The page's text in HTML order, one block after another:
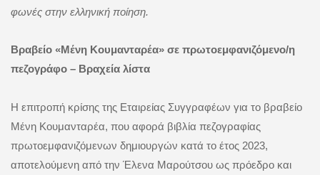
φωνές στην ελληνική ποίηση.
Βραβείο «Μένη Κουμανταρέα» σε πρωτοεμφανιζόμενο/η
πεζογράφο – Βραχεία λίστα
Η επιτροπή κρίσης της Εταιρείας Συγγραφέων για το βραβείο
Μένη Κουμανταρέα, που αφορά βιβλία πεζογραφίας
πρωτοεμφανιζόμενων δημιουργών κατά το έτος 2023,
αποτελούμενη από την Έλενα Μαρούτσου ως πρόεδρο και